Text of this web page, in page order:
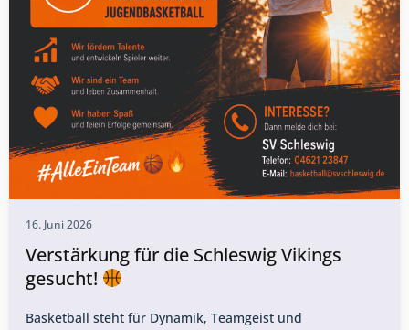
16. Juni 2026
Verstärkung für die Schleswig Vikings
gesucht!
Basketball steht für Dynamik, Teamgeist und